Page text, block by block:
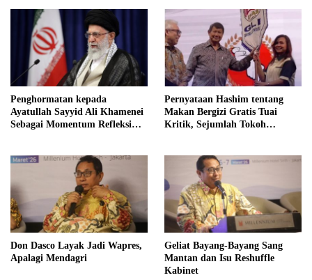
Independensi Badan Gizi
Nasional
Penghormatan kepada
Ayatullah Sayyid Ali Khamenei
Sebagai Momentum Refleksi
bagi Indonesia
Pernyataan Hashim tentang
Makan Bergizi Gratis Tuai
Kritik, Sejumlah Tokoh
Don Dasco Layak Jadi Wapres,
Apalagi Mendagri
Geliat Bayang-Bayang Sang
Mantan dan Isu Reshuffle
Kabinet